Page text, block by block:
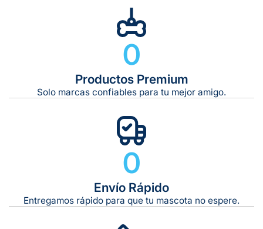
0
Productos Premium
Solo marcas confiables para tu mejor amigo.
0
Envío Rápido
Entregamos rápido para que tu mascota no espere.